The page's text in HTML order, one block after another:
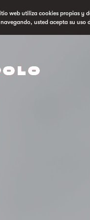
web utiliza cookies propias y
usted acepta su uso